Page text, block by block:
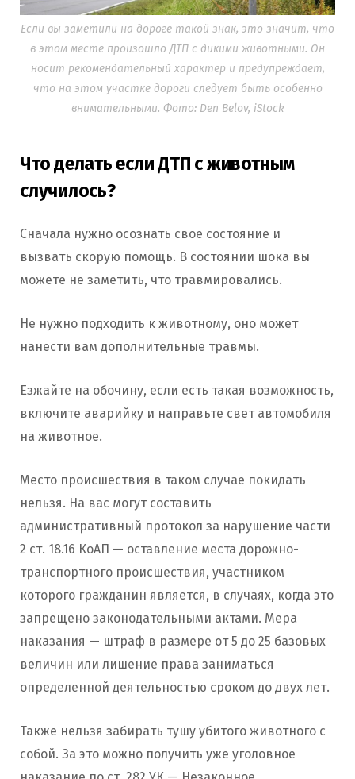
Если вы заметили на дороге такой знак, это значит, что
в этом месте произошло ДТП с дикими животными. Он
носит рекомендательный характер и предупреждает,
что на этом участке дороги следует быть особенно
внимательными. Фото: Den Belov, iStock
Что делать если ДТП с животным
случилось?
Сначала нужно осознать свое состояние и
вызвать скорую помощь. В состоянии шока вы
можете не заметить, что травмировались.
Не нужно подходить к животному, оно может
нанести вам дополнительные травмы.
Езжайте на обочину, если есть такая возможность,
включите аварийку и направьте свет автомобиля
на животное.
Место происшествия в таком случае покидать
нельзя. На вас могут составить
административный протокол за нарушение части
2 ст. 18.16 КоАП — оставление места дорожно-
транспортного происшествия, участником
которого гражданин является, в случаях, когда это
запрещено законодательными актами. Мера
наказания — штраф в размере от 5 до 25 базовых
величин или лишение права заниматься
определенной деятельностью сроком до двух лет.
Также нельзя забирать тушу убитого животного с
собой. За это можно получить уже уголовное